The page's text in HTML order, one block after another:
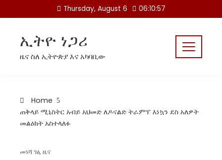
to
Thursday, August 6 06:10:57
ኢትዮ ነጋሪ
ዜና ስለ ኢትዮጵያ እና አካባቢው
Home
ጠቅላይ ሚኒስትር አብይ አህመድ ለዶናልድ ትራምፕ እነኳን ደስ አለዎት
መልዕክት አስተላለፉ
መነሻ ገፅ, ዜና